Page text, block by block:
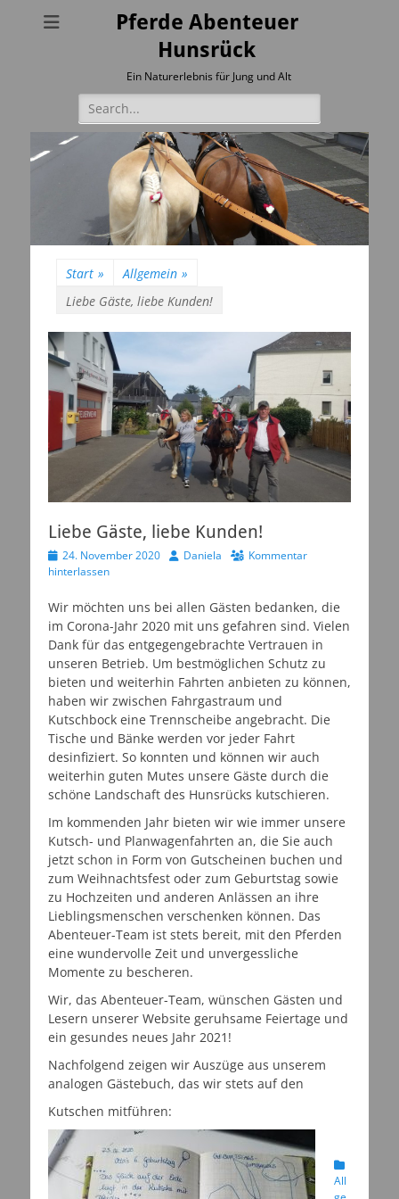
Pferde Abenteuer
Hunsrück
Ein Naturerlebnis für Jung und Alt
Suchen
nach:
Start » Allgemein »
Liebe Gäste, liebe Kunden!
Liebe Gäste, liebe Kunden!
Veröffentlicht
am
24. November 2020 AutorDaniela
Kommentar
hinterlassen
Wir möchten uns bei allen Gästen bedanken, die
im Corona-Jahr 2020 mit uns gefahren sind. Vielen
Dank für das entgegengebrachte Vertrauen in
unseren Betrieb. Um bestmöglichen Schutz zu
bieten und weiterhin Fahrten anbieten zu können,
haben wir zwischen Fahrgastraum und
Kutschbock eine Trennscheibe angebracht. Die
Tische und Bänke werden vor jeder Fahrt
desinfiziert. So konnten und können wir auch
weiterhin guten Mutes unsere Gäste durch die
schöne Landschaft des Hunsrücks kutschieren.
Im kommenden Jahr bieten wir wie immer unsere
Kutsch- und Planwagenfahrten an, die Sie auch
jetzt schon in Form von Gutscheinen buchen und
zum Weihnachtsfest oder zum Geburtstag sowie
zu Hochzeiten und anderen Anlässen an ihre
Lieblingsmenschen verschenken können. Das
Abenteuer-Team ist stets bereit, mit den Pferden
eine wundervolle Zeit und unvergessliche
Momente zu bescheren.
Wir, das Abenteuer-Team, wünschen Gästen und
Lesern unserer Website geruhsame Feiertage und
ein gesundes neues Jahr 2021!
Nachfolgend zeigen wir Auszüge aus unserem
analogen Gästebuch, das wir stets auf den
Kutschen mitführen:
Kategorien
All